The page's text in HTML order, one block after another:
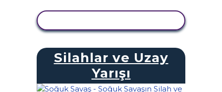
Silahlar ve Uzay
Yarışı